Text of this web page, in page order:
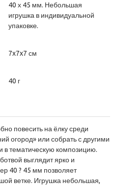
40 х 45 мм. Небольшая
игрушка в индивидуальной
упаковке.
7x7x7 см
40 г
повесить на ёлку среди
огород» или собрать с другими
тематическую композицию.
выглядит ярко и
40 ? 45 мм позволяет
ветке. Игрушка небольшая,